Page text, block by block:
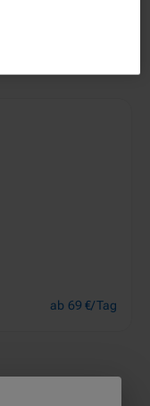
ab 69 €/Tag